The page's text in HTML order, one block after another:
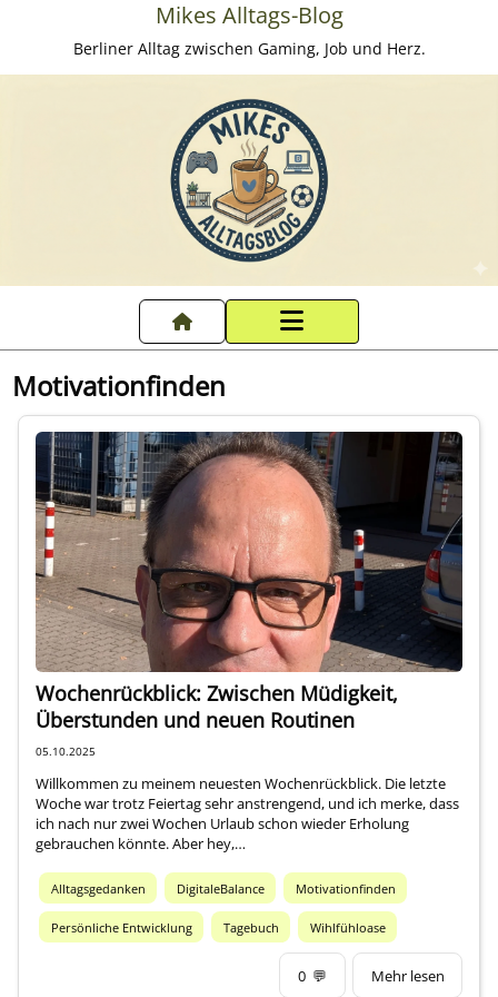
Mikes Alltags-Blog
Berliner Alltag zwischen Gaming, Job und Herz.
Startseite
Datenschutzerklärung
Impressum
Über mich
Motivationfinden
Wochenrückblick: Zwischen Müdigkeit,
Überstunden und neuen Routinen
05.10.2025
Willkommen zu meinem neuesten Wochenrückblick. Die letzte
Woche war trotz Feiertag sehr anstrengend, und ich merke, dass
ich nach nur zwei Wochen Urlaub schon wieder Erholung
gebrauchen könnte. Aber hey,…
Alltagsgedanken DigitaleBalance Motivationfinden
Persönliche Entwicklung Tagebuch Wihlfühloase
0 💬 Mehr lesen